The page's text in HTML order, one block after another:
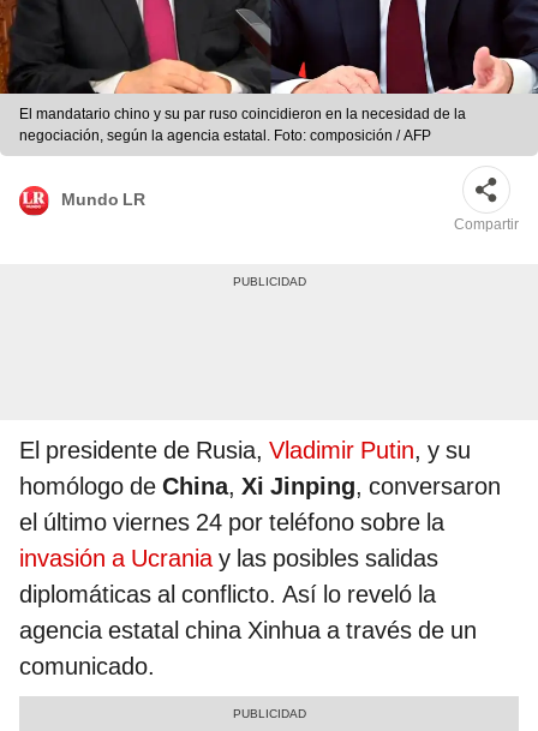
El mandatario chino y su par ruso coincidieron en la necesidad de la
negociación, según la agencia estatal. Foto: composición / AFP
Mundo LR
Compartir
El presidente de Rusia, Vladimir Putin, y su
homólogo de China, Xi Jinping, conversaron
el último viernes 24 por teléfono sobre la
invasión a Ucraniay las posibles salidas
diplomáticas al conflicto. Así lo reveló la
agencia estatal china Xinhua a través de un
comunicado.